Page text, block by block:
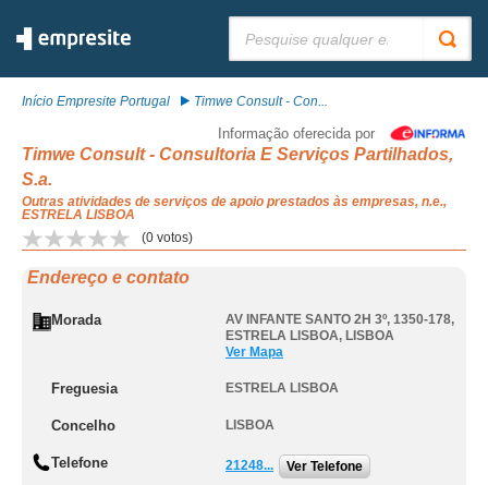
Início Empresite Portugal Timwe Consult - Con...
Informação oferecida por
Timwe Consult - Consultoria E Serviços Partilhados,
S.a.
Outras atividades de serviços de apoio prestados às empresas, n.e.,
ESTRELA LISBOA
(0 votos)
Endereço e contato
Morada AV INFANTE SANTO 2H 3º, 1350-178,
ESTRELA LISBOA, LISBOA
Ver Mapa
Freguesia ESTRELA LISBOA
Concelho LISBOA
Telefone 21248... Ver Telefone